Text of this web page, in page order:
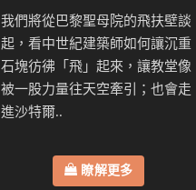
我們將從巴黎聖母院的飛扶壁談
起，看中世紀建築師如何讓沉重
石塊彷彿「飛」起來，讓教堂像
被一股力量往天空牽引；也會走
進沙特爾..
瞭解更多